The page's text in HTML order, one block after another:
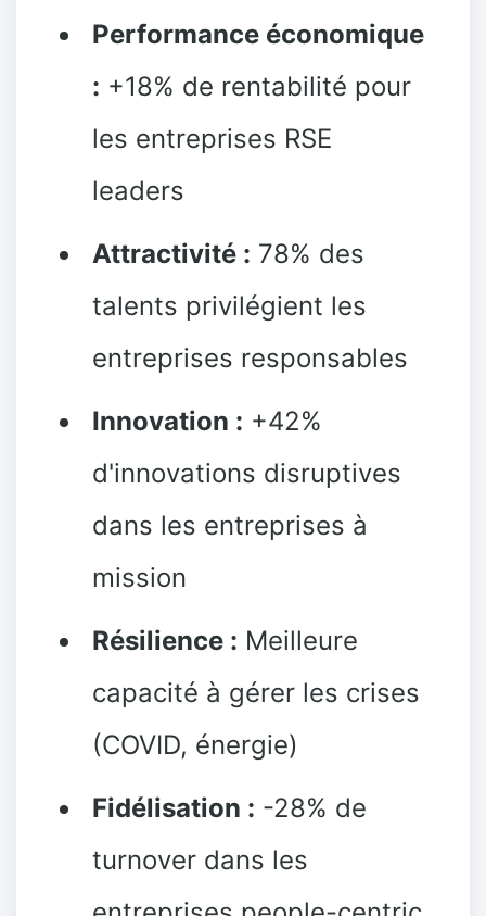
Performance économique
: +18% de rentabilité pour
les entreprises RSE
leaders
Attractivité : 78% des
talents privilégient les
entreprises responsables
Innovation : +42%
d'innovations disruptives
dans les entreprises à
mission
Résilience : Meilleure
capacité à gérer les crises
(COVID, énergie)
Fidélisation : -28% de
turnover dans les